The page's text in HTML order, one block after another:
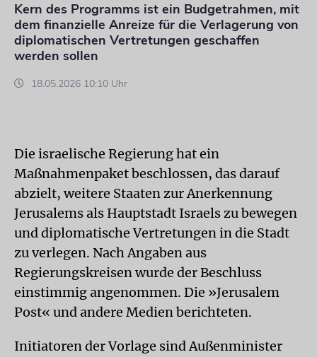
Kern des Programms ist ein Budgetrahmen, mit
dem finanzielle Anreize für die Verlagerung von
diplomatischen Vertretungen geschaffen
werden sollen
18.05.2026 10:10 Uhr
Die israelische Regierung hat ein
Maßnahmenpaket beschlossen, das darauf
abzielt, weitere Staaten zur Anerkennung
Jerusalems als Hauptstadt Israels zu bewegen
und diplomatische Vertretungen in die Stadt
zu verlegen. Nach Angaben aus
Regierungskreisen wurde der Beschluss
einstimmig angenommen. Die »Jerusalem
Post« und andere Medien berichteten.
Initiatoren der Vorlage sind Außenminister